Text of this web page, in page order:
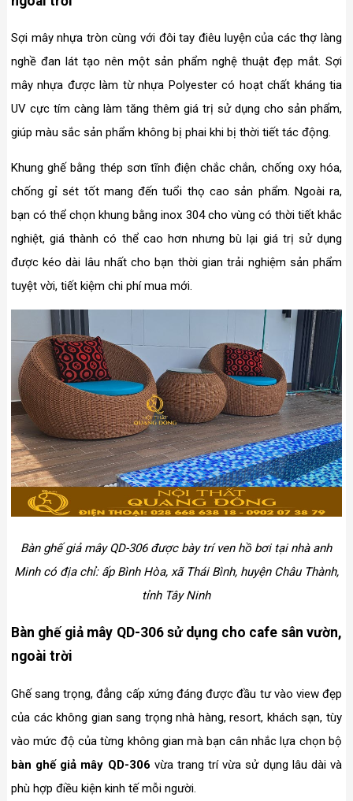
Sợi mây nhựa tròn cùng với đôi tay điêu luyện của các thợ làng
nghề đan lát tạo nên một sản phẩm nghệ thuật đẹp mắt. Sợi
mây nhựa được làm từ nhựa Polyester có hoạt chất kháng tia
UV cực tím càng làm tăng thêm giá trị sử dụng cho sản phẩm,
giúp màu sắc sản phẩm không bị phai khi bị thời tiết tác động.
Khung ghế bằng thép sơn tĩnh điện chắc chắn, chống oxy hóa,
chống gỉ sét tốt mang đến tuổi thọ cao sản phẩm. Ngoài ra,
bạn có thể chọn khung bằng inox 304 cho vùng có thời tiết khắc
nghiệt, giá thành có thể cao hơn nhưng bù lại giá trị sử dụng
được kéo dài lâu nhất cho bạn thời gian trải nghiệm sản phẩm
tuyệt vời, tiết kiệm chi phí mua mới.
Bàn ghế giả mây QD-306 được bày trí ven hồ bơi tại nhà anh
Minh có địa chỉ: ấp Bình Hòa, xã Thái Bình, huyện Châu Thành,
tỉnh Tây Ninh
Bàn ghế giả mây QD-306 sử dụng cho cafe sân vườn,
ngoài trời
Ghế sang trọng, đẳng cấp xứng đáng được đầu tư vào view đẹp
của các không gian sang trọng nhà hàng, resort, khách sạn, tùy
vào mức độ của từng không gian mà bạn cân nhắc lựa chọn bộ
bàn ghế giả mây QD-306 vừa trang trí vừa sử dụng lâu dài và
phù hợp điều kiện kinh tế mỗi người.